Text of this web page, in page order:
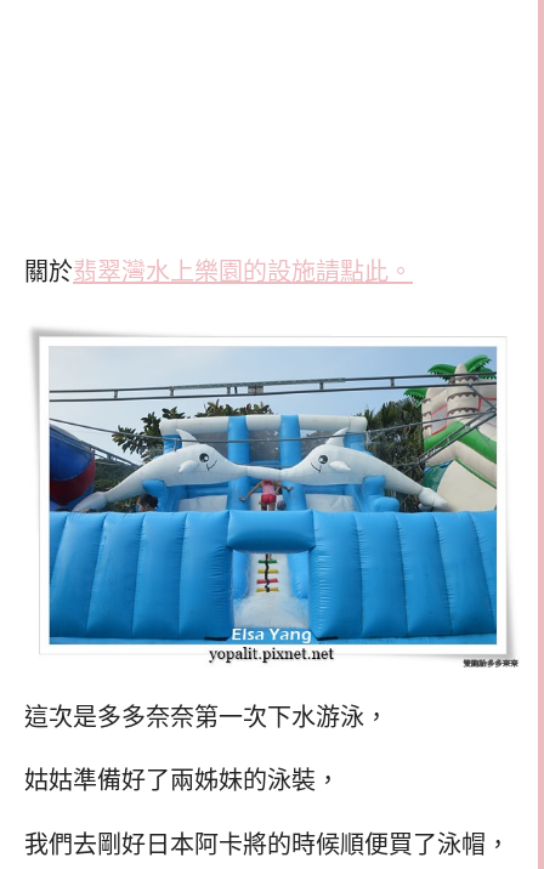
關於翡翠灣水上樂園的設施請點此。
這次是多多奈奈第一次下水游泳，
姑姑準備好了兩姊妹的泳裝，
我們去剛好日本阿卡將的時候順便買了泳帽，